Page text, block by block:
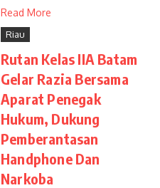
Read More
Riau
Rutan Kelas IIA Batam
Gelar Razia Bersama
Aparat Penegak
Hukum, Dukung
Pemberantasan
Handphone Dan
Narkoba